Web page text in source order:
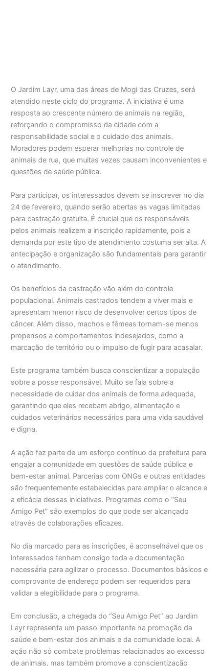
O Jardim Layr, uma das áreas de Mogi das Cruzes, será
atendido neste ciclo do programa. A iniciativa é uma
resposta ao crescente número de animais na região,
reforçando o compromisso da cidade com a
responsabilidade social e o cuidado dos animais.
Moradores podem esperar melhorias no controle de
animais de rua, que muitas vezes causam inconvenientes e
questões de saúde pública.
Para participar, os interessados devem se inscrever no dia
24 de fevereiro, quando serão abertas as vagas limitadas
para castração gratuita. É crucial que os responsáveis
pelos animais realizem a inscrição rapidamente, pois a
demanda por este tipo de atendimento costuma ser alta. A
antecipação e organização são fundamentais para garantir
o atendimento.
Os benefícios da castração vão além do controle
populacional. Animais castrados tendem a viver mais e
apresentam menor risco de desenvolver certos tipos de
câncer. Além disso, machos e fêmeas tornam-se menos
propensos a comportamentos indesejados, como a
marcação de território ou o impulso de fugir para acasalar.
Este programa também busca conscientizar a população
sobre a posse responsável. Muito se fala sobre a
necessidade de cuidar dos animais de forma adequada,
garantindo que eles recebam abrigo, alimentação e
cuidados veterinários necessários para uma vida saudável
e digna.
A ação faz parte de um esforço contínuo da prefeitura para
engajar a comunidade em questões de saúde pública e
bem-estar animal. Parcerias com ONGs e outras entidades
são frequentemente estabelecidas para ampliar o alcance e
a eficácia dessas iniciativas. Programas como o “Seu
Amigo Pet” são exemplos do que pode ser alcançado
através de colaborações eficazes.
No dia marcado para as inscrições, é aconselhável que os
interessados tenham consigo toda a documentação
necessária para agilizar o processo. Documentos básicos e
comprovante de endereço podem ser requeridos para
validar a elegibilidade para o programa.
Em conclusão, a chegada do “Seu Amigo Pet” ao Jardim
Layr representa um passo importante na promoção da
saúde e bem-estar dos animais e da comunidade local. A
ação não só combate problemas relacionados ao excesso
de animais, mas também promove a conscientização